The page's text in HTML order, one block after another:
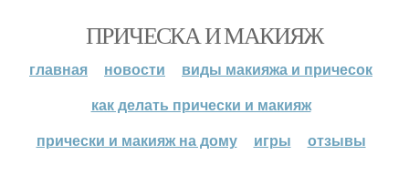
ПРИЧЕСКА И МАКИЯЖ
главная новости
виды макияжа и причесок
как делать прически и макияж
прически и макияж на дому
игры отзывы